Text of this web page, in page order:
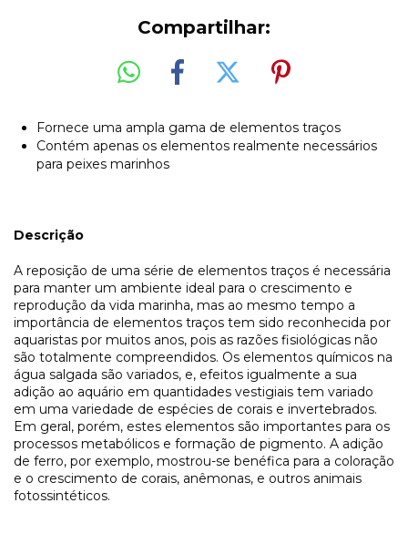
Compartilhar:
Fornece uma ampla gama de elementos traços
Contém apenas os elementos realmente necessários
para peixes marinhos
Descrição
A reposição de uma série de elementos traços é necessária
para manter um ambiente ideal para o crescimento e
reprodução da vida marinha, mas ao mesmo tempo a
importância de elementos traços tem sido reconhecida por
aquaristas por muitos anos, pois as razões fisiológicas não
são totalmente compreendidos. Os elementos químicos na
água salgada são variados, e, efeitos igualmente a sua
adição ao aquário em quantidades vestigiais tem variado
em uma variedade de espécies de corais e invertebrados.
Em geral, porém, estes elementos são importantes para os
processos metabólicos e formação de pigmento. A adição
de ferro, por exemplo, mostrou-se benéfica para a coloração
e o crescimento de corais, anêmonas, e outros animais
fotossintéticos.